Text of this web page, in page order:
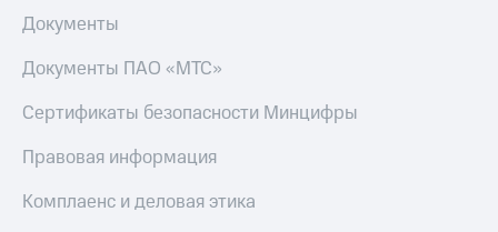
Документы
Документы ПАО «МТС»
Сертификаты безопасности Минцифры
Правовая информация
Комплаенс и деловая этика